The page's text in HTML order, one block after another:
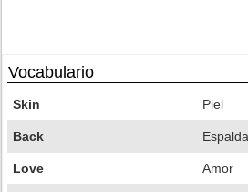
Vocabulario
Skin Piel
Back Espalda
Love Amor